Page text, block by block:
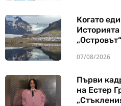
Когато
„Островът“
07/08/2026
Първи
на Естер